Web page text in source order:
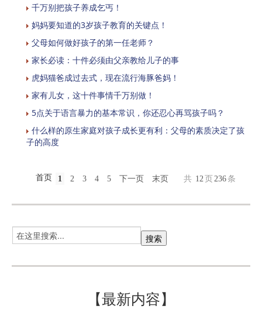
千万别把孩子养成乞丐！
妈妈要知道的3岁孩子教育的关键点！
父母如何做好孩子的第一任老师？
家长必读：十件必须由父亲教给儿子的事
虎妈猫爸成过去式，现在流行海豚爸妈！
家有儿女，这十件事情千万别做！
5点关于语言暴力的基本常识，你还忍心再骂孩子吗？
什么样的原生家庭对孩子成长更有利：父母的素质决定了孩
子的高度
首页 1 2 3 4 5 下一页 末页 共 12 页 236 条
【最新内容】